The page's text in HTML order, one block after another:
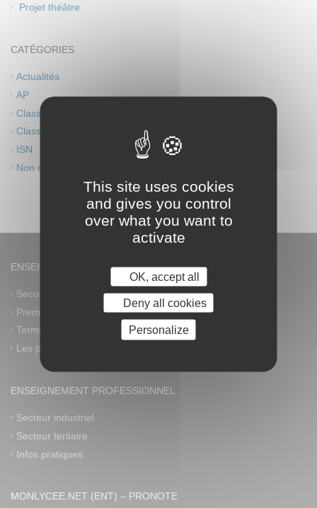
Projet théâtre
CATÉGORIES
Actualités
AP
Classes européennes
Classes innovantes
ISN
Non classé
ENSEIGNEMENT GÉNÉRAL
Seconde générale et technologique
Première générale
Terminale générale
Les plus
ENSEIGNEMENT PROFESSIONNEL
Secteur industriel
Secteur tertiaire
Infos pratiques
MONLYCEE.NET (ENT) – PRONOTE
This site uses cookies
and gives you control
over what you want to
activate
OK, accept all
Deny all cookies
Personalize